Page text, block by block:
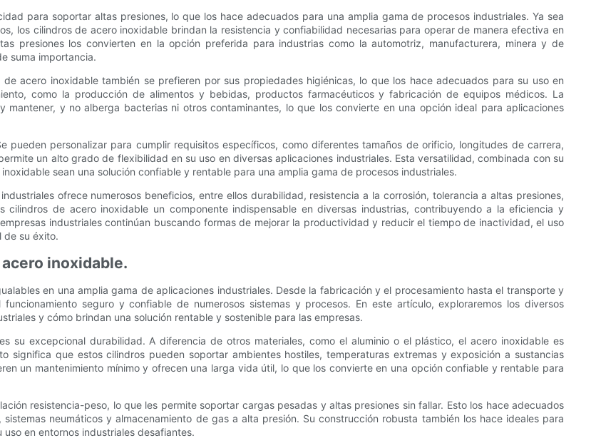
para soportar altas presiones, lo que los hace adecuados para una amplia gama de procesos industriales. Ya sea
los cilindros de acero inoxidable brindan la resistencia y confiabilidad necesarias para operar de manera efectiva en
presiones los convierten en la opción preferida para industrias como la automotriz, manufacturera, minera y de
suma importancia.
acero inoxidable también se prefieren por sus propiedades higiénicas, lo que los hace adecuados para su uso en
como la producción de alimentos y bebidas, productos farmacéuticos y fabricación de equipos médicos. La
y no alberga bacterias ni otros contaminantes, lo que los convierte en una opción ideal para aplicaciones
personalizar para cumplir requisitos específicos, como diferentes tamaños de orificio, longitudes de carrera,
un alto grado de flexibilidad en su uso en diversas aplicaciones industriales. Esta versatilidad, combinada con su
sean una solución confiable y rentable para una amplia gama de procesos industriales.
ofrece numerosos beneficios, entre ellos durabilidad, resistencia a la corrosión, tolerancia a altas presiones,
de acero inoxidable un componente indispensable en diversas industrias, contribuyendo a la eficiencia y
industriales continúan buscando formas de mejorar la productividad y reducir el tiempo de inactividad, el uso
de su éxito.
inoxidable.
en una amplia gama de aplicaciones industriales. Desde la fabricación y el procesamiento hasta el transporte y
seguro y confiable de numerosos sistemas y procesos. En este artículo, exploraremos los diversos
y cómo brindan una solución rentable y sostenible para las empresas.
su excepcional durabilidad. A diferencia de otros materiales, como el aluminio o el plástico, el acero inoxidable es
significa que estos cilindros pueden soportar ambientes hostiles, temperaturas extremas y exposición a sustancias
un mantenimiento mínimo y ofrecen una larga vida útil, lo que los convierte en una opción confiable y rentable para
resistencia-peso, lo que les permite soportar cargas pesadas y altas presiones sin fallar. Esto los hace adecuados
neumáticos y almacenamiento de gas a alta presión. Su construcción robusta también los hace ideales para
en entornos industriales desafiantes.